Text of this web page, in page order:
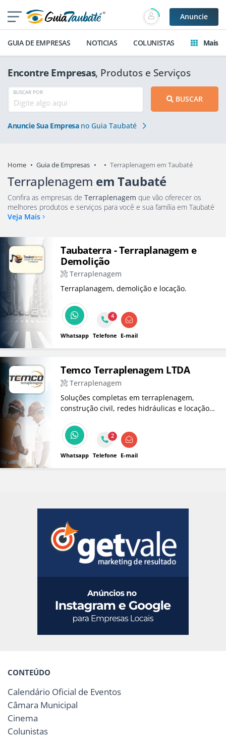
Anuncie
GUIA DE EMPRESAS NOTICIAS COLUNISTAS Mais
Encontre Empresas, Produtos e Serviços
BUSCAR POR
BUSCAR
Anuncie Sua Empresano Guia Taubaté
Home Guia de Empresas Terraplenagem em Taubaté
Terraplenagem em Taubaté
Confira as empresas de Terraplenagem que vão oferecer os
melhores produtos e serviços para você e sua família em Taubaté
Veja Mais
Taubaterra - Terraplanagem e
Demolição
Terraplenagem
Terraplanagem, demolição e locação.
Whatsapp
4
Telefone E-mail
Temco Terraplenagem LTDA
Terraplenagem
Soluções completas em terraplenagem,
construção civil, redes hidráulicas e locação
agilidade e respeito ao meio ambiente em
cada obra. Parceria e responsabilidade do
início ao fim.
Whatsapp
2
Telefone E-mail
CONTEÚDO
Calendário Oficial de Eventos
Câmara Municipal
Cinema
Colunistas